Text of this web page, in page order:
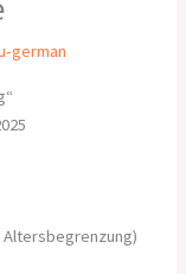
german
Altersbegrenzung)